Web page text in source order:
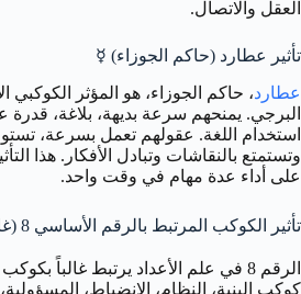
العقل والاتصال.
تأثير عطارد (حاكم الجوزاء) ☿️
عطارد، حاكم الجوزاء، هو المؤثر
البرجي. يمنحهم سرعة بديهة، بلاغة، قدرة
استخدام اللغة. عقولهم تعمل بسرعة،
وتستمتع بالنقاشات وتبادل الأفكار. هذا
على أداء عدة مهام في وقت واحد.
تأثير الكوكب المرتبط بالرقم الأساسي 8 (غالباً زحل)
الرقم 8 في علم الأعداد يرتبط غالباً بكوكب
كوكب البنية، النظام، الانضباط،